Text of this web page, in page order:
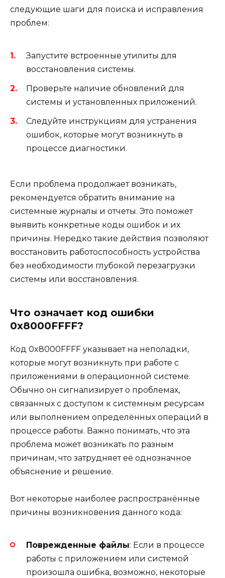
следующие шаги для поиска и исправления
проблем:
Запустите встроенные утилиты для
восстановления системы.
Проверьте наличие обновлений для
системы и установленных приложений.
Следуйте инструкциям для устранения
ошибок, которые могут возникнуть в
процессе диагностики.
Если проблема продолжает возникать,
рекомендуется обратить внимание на
системные журналы и отчеты. Это поможет
выявить конкретные коды ошибок и их
причины. Нередко такие действия позволяют
восстановить работоспособность устройства
без необходимости глубокой перезагрузки
системы или восстановления.
Что означает код ошибки
0x8000FFFF?
Код 0x8000FFFF указывает на неполадки,
которые могут возникнуть при работе с
приложениями в операционной системе.
Обычно он сигнализирует о проблемах,
связанных с доступом к системным ресурсам
или выполнением определённых операций в
процессе работы. Важно понимать, что эта
проблема может возникать по разным
причинам, что затрудняет её однозначное
объяснение и решение.
Вот некоторые наиболее распространённые
причины возникновения данного кода:
Поврежденные файлы: Если в процессе
работы с приложением или системой
произошла ошибка, возможно, некоторые